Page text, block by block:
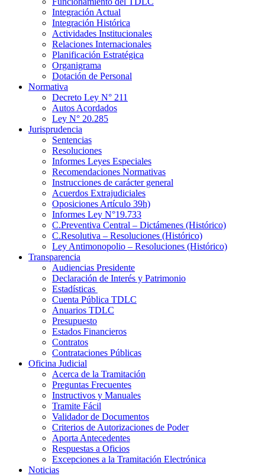
Integración Actual
Integración Histórica
Actividades Institucionales
Relaciones Internacionales
Planificación Estratégica
Organigrama
Dotación de Personal
Normativa
Decreto Ley N° 211
Autos Acordados
Ley N° 20.285
Jurisprudencia
Sentencias
Resoluciones
Informes Leyes Especiales
Recomendaciones Normativas
Instrucciones de carácter general
Acuerdos Extrajudiciales
Oposiciones Artículo 39h)
Informes Ley N°19.733
C.Preventiva Central – Dictámenes (Histórico)
C.Resolutiva – Resoluciones (Histórico)
Ley Antimonopolio – Resoluciones (Histórico)
Transparencia
Audiencias Presidente
Declaración de Interés y Patrimonio
Estadísticas
Cuenta Pública TDLC
Anuarios TDLC
Presupuesto
Estados Financieros
Contratos
Contrataciones Públicas
Oficina Judicial
Acerca de la Tramitación
Preguntas Frecuentes
Instructivos y Manuales
Tramite Fácil
Validador de Documentos
Criterios de Autorizaciones de Poder
Aporta Antecedentes
Respuestas a Oficios
Excepciones a la Tramitación Electrónica
Noticias